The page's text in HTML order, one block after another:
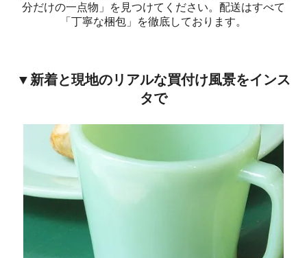
分だけの一点物」を見つけてください。配送はすべて
「丁寧な梱包」を徹底しております。
▼新着と現地のリアルな買付け風景をインス
タで